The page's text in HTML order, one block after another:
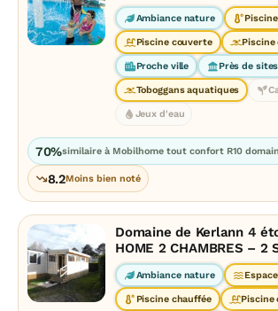
Ambiance nature
Piscine couverte Piscine
Proche ville Près de
Toboggans aquatiques
Jeux d'eau
70%similaire à Mobilhome tout confort R10
8.2Moins bien noté
Domaine de Kerlann 4
HOME 2 CHAMBRES – 2
Ambiance nature
Piscine chauffée Piscine